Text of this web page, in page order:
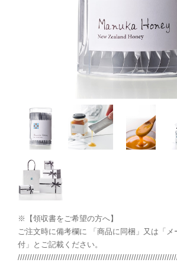
※【領収書をご希望の方へ】
ご注文時に備考欄に 「商品に同梱」又は「メ
付」とご記載ください。